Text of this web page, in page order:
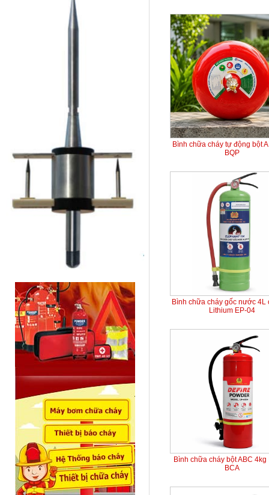
Bình chữa cháy tự động bột
BQP
Bình chữa cháy gốc nước 4L
Lithium EP-04
Bình chữa cháy bột ABC 4kg
BCA